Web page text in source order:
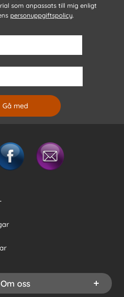
som anpassats till mig enligt
personuppgiftspolicy.
Om oss